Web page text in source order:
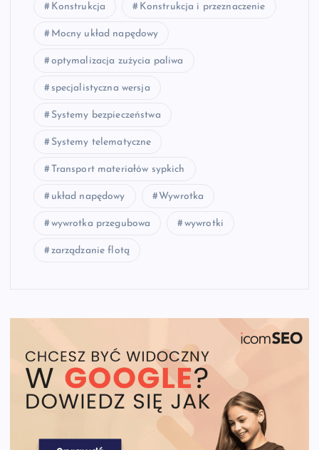
Konstrukcja Konstrukcja i przeznaczenie
Mocny układ napędowy
optymalizacja zużycia paliwa
specjalistyczna wersja
Systemy bezpieczeństwa
Systemy telematyczne
Transport materiałów sypkich
układ napędowy Wywrotka
wywrotka przegubowa wywrotki
zarządzanie flotą